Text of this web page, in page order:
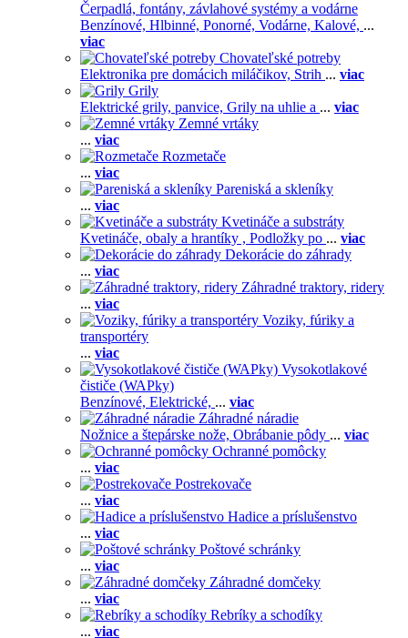
Čerpadlá, fontány, závlahové systémy a vodárne
Benzínové, Hlbinné, Ponorné, Vodárne, Kalové, ...
viac
Chovateľské potreby
Elektronika pre domácich miláčikov, Strih ... viac
Grily
Elektrické grily, panvice, Grily na uhlie a ... viac
Zemné vrtáky
... viac
Rozmetače
... viac
Pareniská a skleníky
... viac
Kvetináče a substráty
Kvetináče, obaly a hrantíky , Podložky po ... viac
Dekorácie do záhrady
... viac
Záhradné traktory, ridery
... viac
Voziky, fúriky a
transportéry
... viac
Vysokotlakové
čističe (WAPky)
Benzínové, Elektrické, ... viac
Záhradné náradie
Nožnice a štepárske nože, Obrábanie pôdy ... viac
Ochranné pomôcky
... viac
Postrekovače
... viac
Hadice a príslušenstvo
... viac
Poštové schránky
... viac
Záhradné domčeky
... viac
Rebríky a schodíky
... viac